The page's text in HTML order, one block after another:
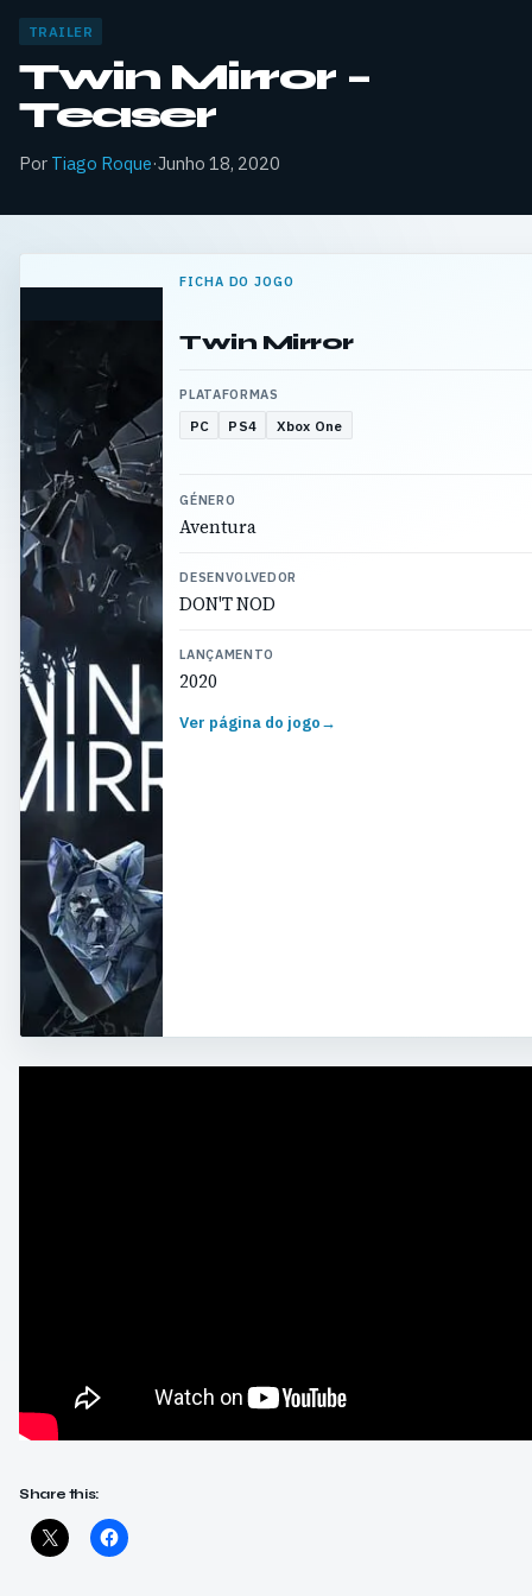
TRAILER
Twin Mirror –
Teaser
Por Tiago Roque·Junho 18, 2020
FICHA DO JOGO
Twin Mirror
PLATAFORMAS
PC PS4 Xbox One
GÉNERO
Aventura
DESENVOLVEDOR
DON'T NOD
LANÇAMENTO
2020
Ver página do jogo→
Share this: